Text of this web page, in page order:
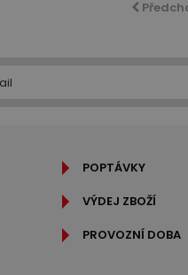
POPTÁVKY
VÝDEJ ZBOŽÍ
PROVOZNÍ DOBA